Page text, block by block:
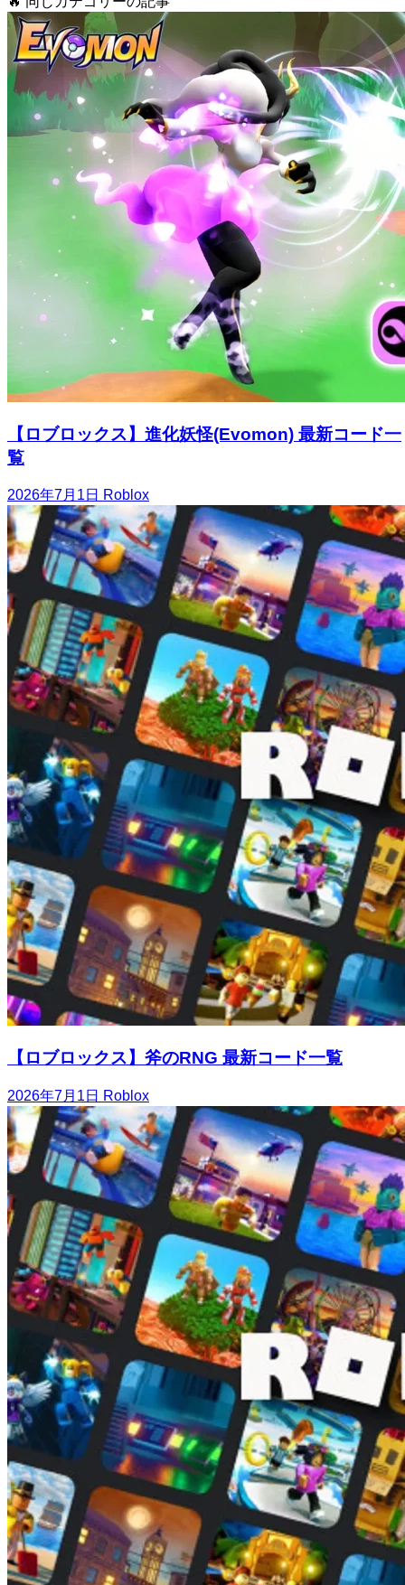
【ロブロックス】進化妖怪(Evomon) 最新コード一
覧
2026年7月1日 Roblox
【ロブロックス】斧のRNG 最新コード一覧
2026年7月1日 Roblox